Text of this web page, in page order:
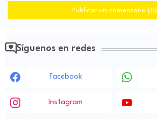
Publicar un comentario (0)
Síguenos en redes
Facebook
Instagram